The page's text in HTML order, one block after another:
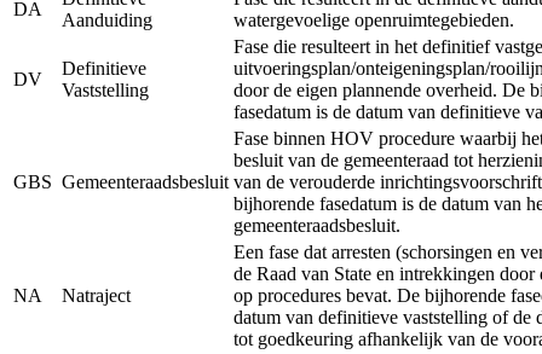
DA
Aanduiding
watergevoelige openruimtegebieden.
DV
Definitieve
Vaststelling
Fase die resulteert in het definitief
uitvoeringsplan/onteigeningsplan/
door de eigen plannende overheid. De
fasedatum is de datum van definitieve
GBS Gemeenteraadsbesluit
Fase binnen HOV procedure waarbij
besluit van de gemeenteraad tot
van de verouderde
bijhorende fasedatum is de datum van
gemeenteraadsbesluit.
NA Natraject
Een fase dat arresten (schorsingen en
de Raad van State en intrekkingen door
op procedures bevat. De bijhorende
datum van definitieve vaststelling of de
tot goedkeuring afhankelijk van de